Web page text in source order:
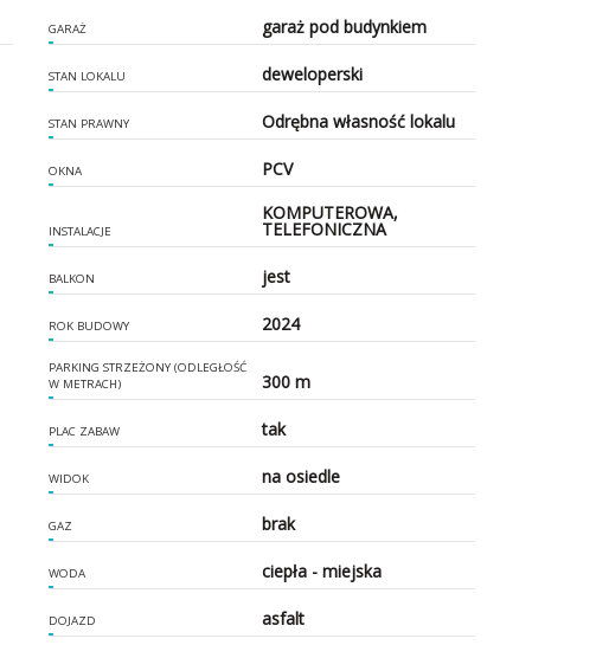
GARAŻ garaż pod budynkiem
STAN LOKALU deweloperski
STAN PRAWNY Odrębna własność lokalu
OKNA PCV
INSTALACJE
KOMPUTEROWA,
TELEFONICZNA
BALKON jest
ROK BUDOWY 2024
PARKING STRZEŻONY (ODLEGŁOŚĆ
W METRACH)
300 m
PLAC ZABAW tak
WIDOK na osiedle
GAZ brak
WODA ciepła - miejska
DOJAZD asfalt